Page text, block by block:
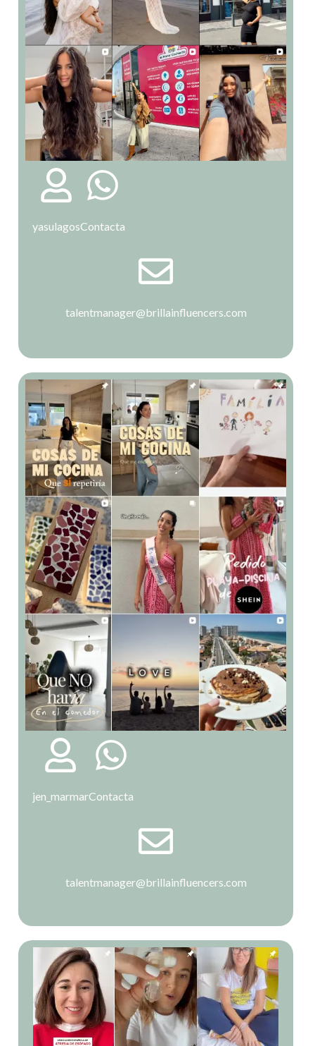
yasulagosContacta
talentmanager@brillainfluencers.com
jen_marmarContacta
talentmanager@brillainfluencers.com